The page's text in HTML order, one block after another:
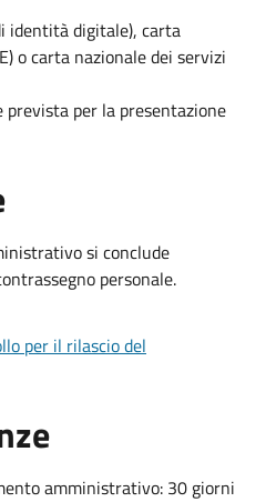
identità digitale), carta
o carta nazionale dei servizi
per la presentazione
si conclude
personale.
per il rilascio del
amministrativo: 30 giorni